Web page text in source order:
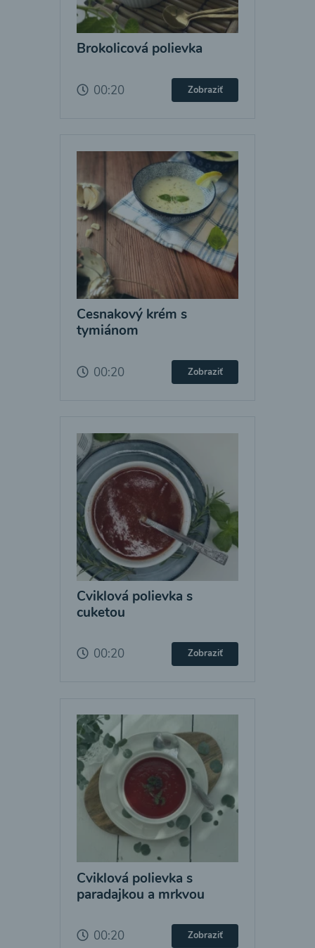
Brokolicová polievka
00:20 Zobraziť
Cesnakový krém s
tymiánom
00:20 Zobraziť
Cviklová polievka s
cuketou
00:20 Zobraziť
Cviklová polievka s
paradajkou a mrkvou
00:20 Zobraziť